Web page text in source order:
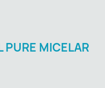
PURE MICELAR